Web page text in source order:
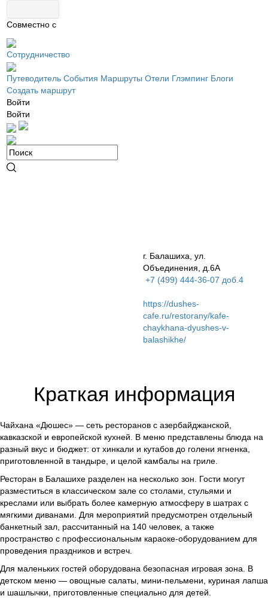
Совместно с
Сотрудничество
Путеводитель События Маршруты Отели Глэмпинг Блоги
Создать маршрут
Войти
Войти
г. Балашиха, ул.
Объединения, д.6А
+7 (499) 444-36-07 доб.4
https://dushes-
cafe.ru/restorany/kafe-
chaykhana-dyushes-v-
balashikhe/
Краткая информация
Чайхана «Дюшес» — сеть ресторанов с азербайджанской,
кавказской и европейской кухней. В меню представлены блюда на
разный вкус и бюджет: от хинкали и кутабов до голени ягненка,
приготовленной в тандыре, и целой камбалы на гриле.
Ресторан в Балашихе разделен на несколько зон. Гости могут
разместиться в классическом зале со столами, стульями и
креслами или выбрать более камерную атмосферу в шатрах с
мягкими диванами. Для мероприятий предусмотрен отдельный
банкетный зал, рассчитанный на 140 человек, а также
пространство с профессиональным караоке-оборудованием для
проведения праздников и встреч.
Для маленьких гостей оборудована безопасная игровая зона. В
детском меню — овощные салаты, мини-пельмени, куриная лапша
и шашлычки, приготовленные специально для детей.